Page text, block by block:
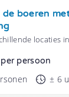
de boeren
locaties
persoon
± 6